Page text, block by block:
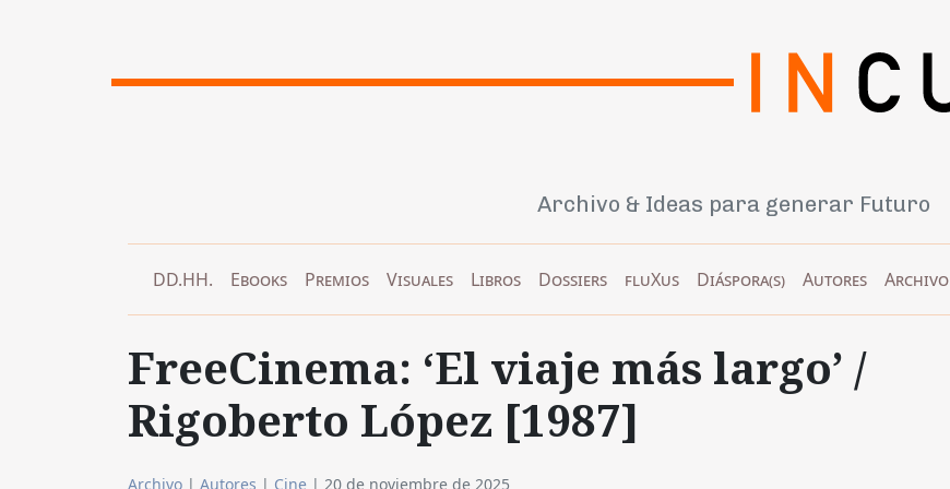
Archivo & Ideas para generar Futuro
DD.HH. Ebooks Premios Visuales Libros Dossiers fluXus Diáspora(s) Autores Archivo
FreeCinema: ‘El viaje más largo’ /
Rigoberto López [1987]
Archivo | Autores | Cine | 20 de noviembre de 2025